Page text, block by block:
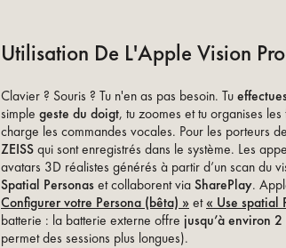
Utilisation De L'Apple Vision Pro
Clavier ? Souris ? Tu n'en as pas besoin. Tu
simple geste du doigt, tu zoomes et tu organises
charge les commandes vocales. Pour les porteurs
ZEISS qui sont enregistrés dans le système. Les
avatars 3D réalistes générés à partir d’un scan du
Spatial Personas et collaborent via SharePlay.
Configurer votre Persona (bêta) » et« Use spatial
batterie : la batterie externe offre jusqu’à environ
permet des sessions plus longues).